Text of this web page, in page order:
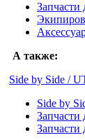
Запчасти
А также:
Side by Side /
Side by
Запчасти
Запчасти